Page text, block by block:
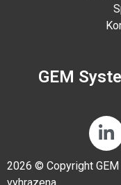
GEM
2026 © Copyright